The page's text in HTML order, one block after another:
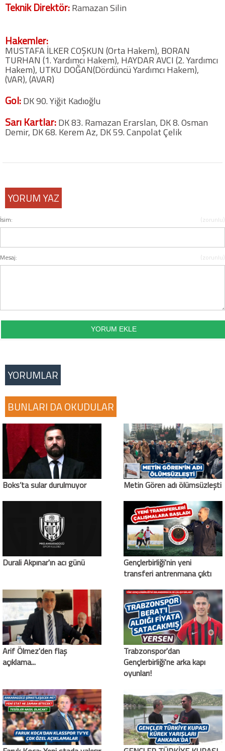
İletişim
Web Sürüme Geç
COPYLEFT 2014. AGB Bilişim Teknolojileri
Teknik Direktör:Ramazan Silin
Hakemler:
MUSTAFA İLKER COŞKUN (Orta Hakem), BORAN
TURHAN (1. Yardımcı Hakem), HAYDAR AVCI (2. Yardımcı
Hakem), UTKU DOĞAN(Dördüncü Yardımcı Hakem),
(VAR), (AVAR)
Gol:DK 90. Yiğit Kadıoğlu
Sarı Kartlar:DK 83. Ramazan Erarslan, DK 8. Osman
Demir, DK 68. Kerem Az, DK 59. Canpolat Çelik
YORUM YAZ
İsim: (zorunlu)
Mesaj: (zorunlu)
YORUMLAR
BUNLARI DA OKUDULAR
Boks’ta sular durulmuyor Metin Gören adı ölümsüzleşti
Durali Akpınar'ın acı günü
Gençlerbirliği'nin yeni
transferi antrenmana çıktı
Arif Ölmez'den flaş
açıklama...
Trabzonspor'dan
Gençlerbirliği'ne arka kapı
oyunları!